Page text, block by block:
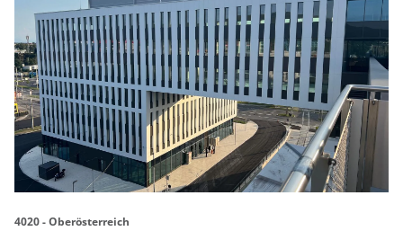
4020 - Oberösterreich